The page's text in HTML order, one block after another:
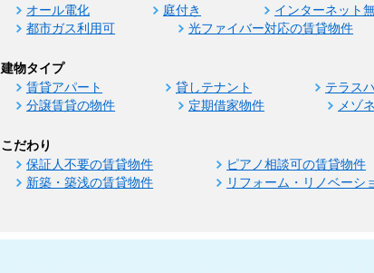
オール電化 庭付き インターネット
都市ガス利用可
光ファイバー対応の賃貸物件
建物タイプ
賃貸アパート 貸しテナント テラス
分譲賃貸の物件
定期借家物件 メゾ
こだわり
保証人不要の賃貸物件 ピアノ相談可の賃貸物件
新築・築浅の賃貸物件
リフォーム・リノベーシ